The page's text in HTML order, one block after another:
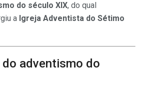
do século XIX, do qual
a Igreja Adventista do Sétimo
adventismo do